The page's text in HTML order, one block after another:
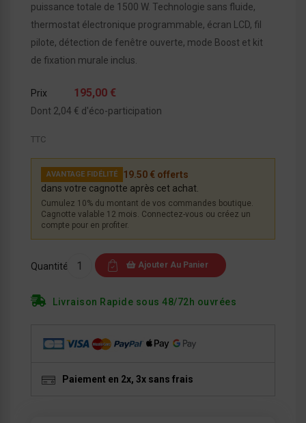
puissance totale de 1500 W. Technologie sans fluide,
thermostat électronique programmable, écran LCD, fil
pilote, détection de fenêtre ouverte, mode Boost et kit
de fixation murale inclus.
Prix 195,00 €
Dont 2,04 € d'éco-participation
TTC
AVANTAGE FIDÉLITÉ
19.50 € offerts
dans votre cagnotte après cet achat.
Cumulez 10% du montant de vos commandes boutique.
Cagnotte valable 12 mois. Connectez-vous ou créez un
compte pour en profiter.
Quantité Ajouter Au Panier
Livraison Rapide sous 48/72h ouvrées
Paiement en 2x, 3x sans frais